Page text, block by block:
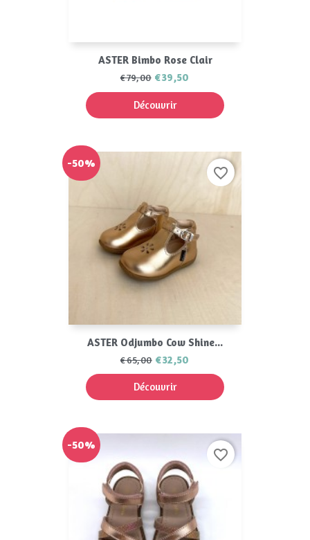
ASTER Bimbo Rose Clair
€79,00 €39,50
Découvrir
ASTER Odjumbo Cow Shine...
€65,00 €32,50
Découvrir
-50%
favorite_border
-50%
favorite_border